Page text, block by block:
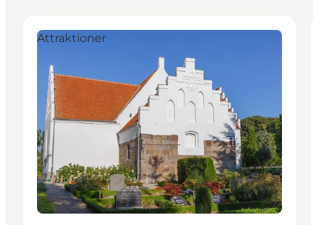
Attraktioner